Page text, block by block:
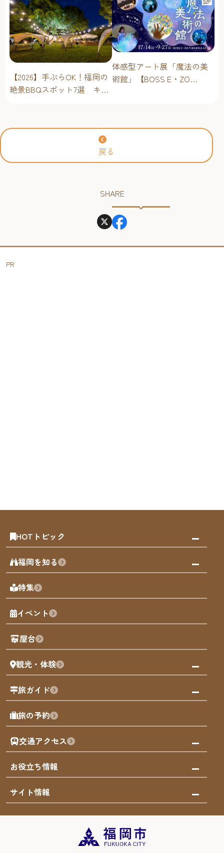
2026年
【2026】手ぶらOK！福岡の
絶景BBQスポット7選 キャ
体感型アート展「魔法の美
術館」【BOSS E・ZO
戻る
SHARE
PR
HOTトピック
みんなの旅行記
天神エリア
博多旧市街
福岡城
歴史・文化
福岡を知る
福岡の見どころ
福岡の魅力
観光カレンダー
観光PR動画
まち歩き
福岡グルメ
福岡を楽しむ
福岡のアート
福岡のナイトタイム
福岡の歴史・文化
サステナブルツーリズム
福岡検定
よかなび音声ガイド
特集
イベント
屋台
観光・体験
観る・遊ぶ
屋台
買う
体験
泊まる
旅ガイド
モデルコース
AIおまかせコース
オリジナルプラン
みんなの旅行記
旅の予約
交通アクセス
市内交通ガイド
お得なチケット
お役立ち情報
お知らせ
災害情報
サイト情報
まち歩き・体験プログラム掲載申込